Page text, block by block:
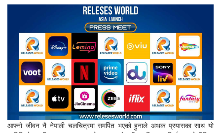
आफ्नो जीवन नै नेपाली चलचित्रमा समर्पित भएको हुनाले अथक प्रयासका साथ यो